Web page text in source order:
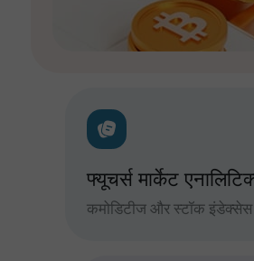
फ्यूचर्स मार्केट
कमोडिटीज और स्टॉक इंडेक्सेस